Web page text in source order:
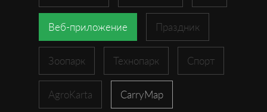
Веб-приложение Праздник
Зоопарк Технопарк Спорт
AgroKarta CarryMap